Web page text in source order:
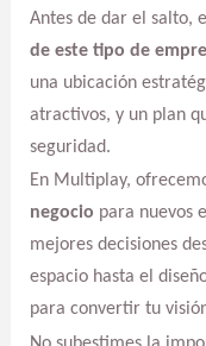
Antes de dar el salto,
de este tipo de
una ubicación
atractivos, y un plan
seguridad.
En Multiplay,
negocio para nuevos
mejores decisiones
espacio hasta el
para convertir tu